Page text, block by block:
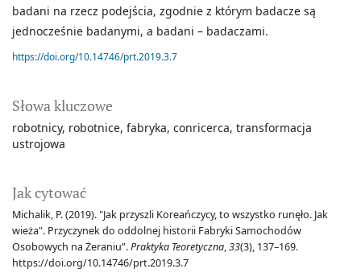
Słowa kluczowe
robotnicy robotnice fabryka conricerca transformacja
ustrojowa
Jak cytować
Michalik, P. (2019). "Jak przyszli Koreańczycy, to wszystko runęło. Jak
wieża". Przyczynek do oddolnej historii Fabryki Samochodów
Osobowych na Żeraniu”.Praktyka Teoretyczna,33(3), 137–169.
https://doi.org/10.14746/prt.2019.3.7
badani na rzecz podejścia, zgodnie z którym badacze są
jednocześnie badanymi, a badani – badaczami.
https://doi.org/10.14746/prt.2019.3.7